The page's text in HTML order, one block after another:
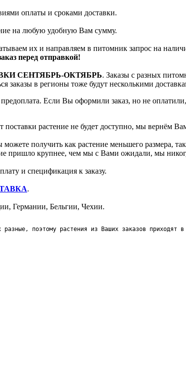
оплаты и сроками доставки.
на любую удобную Вам сумму.
их и направляем в питомник запрос на
перед отправкой!
СЕНТЯБРЬ-ОКТЯБРЬ. Заказы с разных
заказы в регионы тоже будут несколькими
Если Вы оформили заказ, но не
растение не будет доступно, мы вернём
получить как растение меньшего размера,
пришло крупнее, чем мы с Вами ожидали, мы
и спецификация к заказу.
.
Германии, Бельгии, Чехии.
поэтому растения из Ваших заказов